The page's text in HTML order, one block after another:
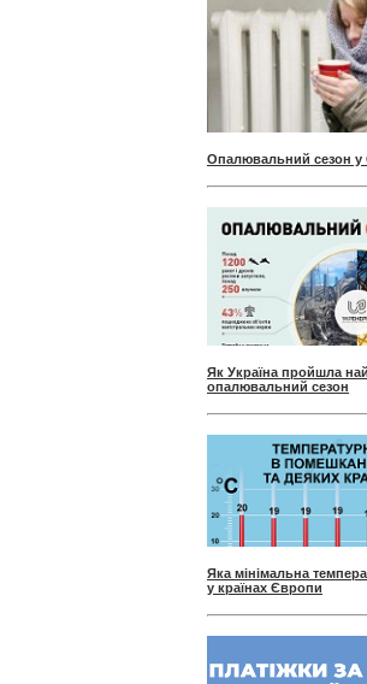
Опалювальний сезон у
Як Україна пройшла
опалювальний сезон
Яка мінімальна
у країнах Європи